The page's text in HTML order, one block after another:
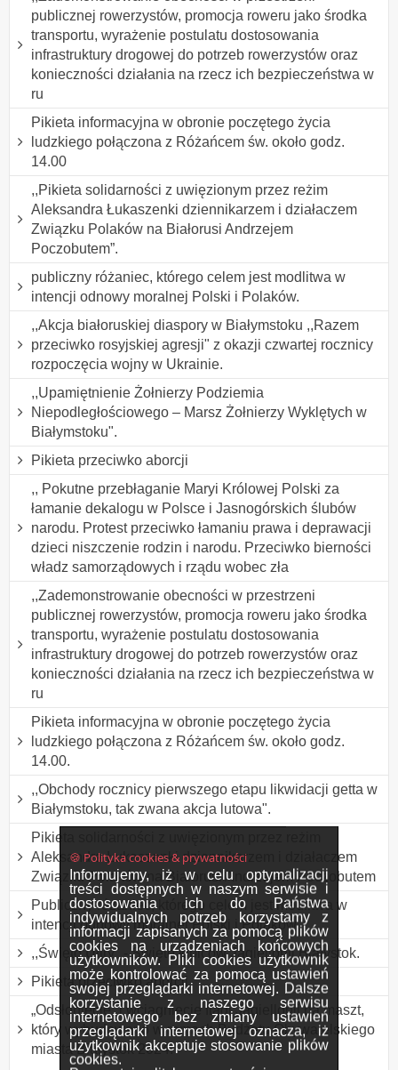
🍪 Polityka cookies & prywatności
Informujemy, iż w celu optymalizacji
treści dostępnych w naszym serwisie i
dostosowania ich do Państwa
indywidualnych potrzeb korzystamy z
informacji zapisanych za pomocą plików
cookies na urządzeniach końcowych
użytkowników. Pliki cookies użytkownik
może kontrolować za pomocą ustawień
swojej przeglądarki internetowej. Dalsze
korzystanie z naszego serwisu
internetowego bez zmiany ustawień
przeglądarki internetowej oznacza, iż
użytkownik akceptuje stosowanie plików
cookies.
publicznej rowerzystów, promocja roweru jako środka
transportu, wyrażenie postulatu dostosowania
infrastruktury drogowej do potrzeb rowerzystów oraz
konieczności działania na rzecz ich bezpieczeństwa w
ru
Pikieta informacyjna w obronie poczętego życia
ludzkiego połączona z Różańcem św. około godz.
14.00
,,Pikieta solidarności z uwięzionym przez reżim
Aleksandra Łukaszenki dziennikarzem i działaczem
Związku Polaków na Białorusi Andrzejem
Poczobutem”.
publiczny różaniec, którego celem jest modlitwa w
intencji odnowy moralnej Polski i Polaków.
,,Akcja białoruskiej diaspory w Białymstoku ,,Razem
przeciwko rosyjskiej agresji" z okazji czwartej rocznicy
rozpoczęcia wojny w Ukrainie.
,,Upamiętnienie Żołnierzy Podziemia
Niepodległościowego – Marsz Żołnierzy Wyklętych w
Białymstoku".
Pikieta przeciwko aborcji
,, Pokutne przebłaganie Maryi Królowej Polski za
łamanie dekalogu w Polsce i Jasnogórskich ślubów
narodu. Protest przeciwko łamaniu prawa i deprawacji
dzieci niszczenie rodzin i narodu. Przeciwko bierności
władz samorządowych i rządu wobec zła
,,Zademonstrowanie obecności w przestrzeni
publicznej rowerzystów, promocja roweru jako środka
transportu, wyrażenie postulatu dostosowania
infrastruktury drogowej do potrzeb rowerzystów oraz
konieczności działania na rzecz ich bezpieczeństwa w
ru
Pikieta informacyjna w obronie poczętego życia
ludzkiego połączona z Różańcem św. około godz.
14.00.
,,Obchody rocznicy pierwszego etapu likwidacji getta w
Białymstoku, tak zwana akcja lutowa".
Pikieta solidarności z uwięzionym przez reżim
Aleksandra Łukaszenki dziennikarzem i działaczem
Związku Polaków na Białorusi Andrzejem Poczobutem
Publiczny różaniec, którego celem jest modlitwa w
intencji odnowy moralnej Polski i Polaków.
,,Święto Ultry" - Święto kibiców Jagiellonii Białystok.
Pikieta przeciwko aborcji
„Odsłonięcie” i wciągnięcie flagi Jagiellonii na maszt,
który wybudowano w ramach Budżetu Obywatelskiego
miasta Białystok 2024.